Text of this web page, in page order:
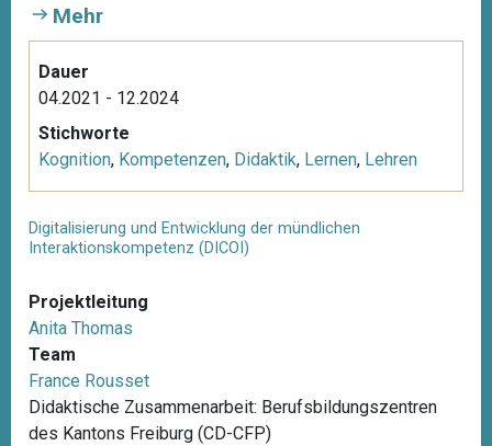
Mehr
Dauer
04.2021 - 12.2024
Stichworte
Kognition, Kompetenzen, Didaktik, Lernen, Lehren
Digitalisierung und Entwicklung der mündlichen
Interaktionskompetenz (DICOI)
Projektleitung
Anita Thomas
Team
France Rousset
Didaktische Zusammenarbeit: Berufsbildungszentren
des Kantons Freiburg (CD-CFP)